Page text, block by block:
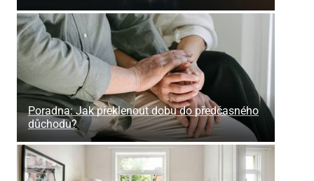
Poradna: Jak překlenout dobu do předčasného
důchodu?